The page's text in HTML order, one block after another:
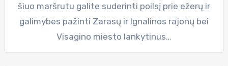
šiuo maršrutu galite suderinti poilsį prie ežerų ir
galimybes pažinti Zarasų ir Ignalinos rajonų bei
Visagino miesto lankytinus…